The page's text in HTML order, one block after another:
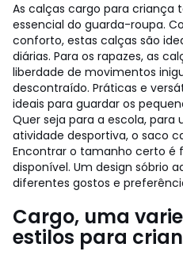
As calças cargo para
essencial do guarda-roupa.
conforto, estas calças são
diárias. Para os rapazes, as
liberdade de movimentos
descontraído. Práticas e
ideais para guardar os
Quer seja para a escola, para
atividade desportiva, o saco
Encontrar o tamanho certo é
disponível. Um design sóbrio
diferentes gostos e
Cargo, uma
estilos para